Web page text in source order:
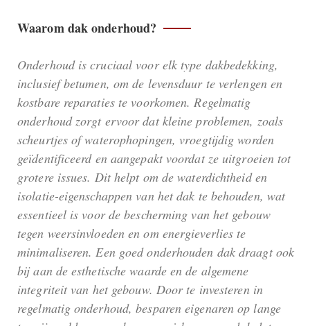
Waarom dak onderhoud?
Onderhoud is cruciaal voor elk type dakbedekking,
inclusief betumen, om de levensduur te verlengen en
kostbare reparaties te voorkomen. Regelmatig
onderhoud zorgt ervoor dat kleine problemen, zoals
scheurtjes of waterophopingen, vroegtijdig worden
geïdentificeerd en aangepakt voordat ze uitgroeien tot
grotere issues. Dit helpt om de waterdichtheid en
isolatie-eigenschappen van het dak te behouden, wat
essentieel is voor de bescherming van het gebouw
tegen weersinvloeden en om energieverlies te
minimaliseren. Een goed onderhouden dak draagt ook
bij aan de esthetische waarde en de algemene
integriteit van het gebouw. Door te investeren in
regelmatig onderhoud, besparen eigenaren op lange